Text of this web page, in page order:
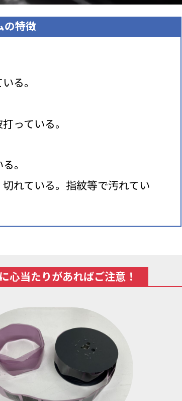
の特徴
る。
っている。
。
れている。指紋等で汚れてい
心当たりがあればご注意！